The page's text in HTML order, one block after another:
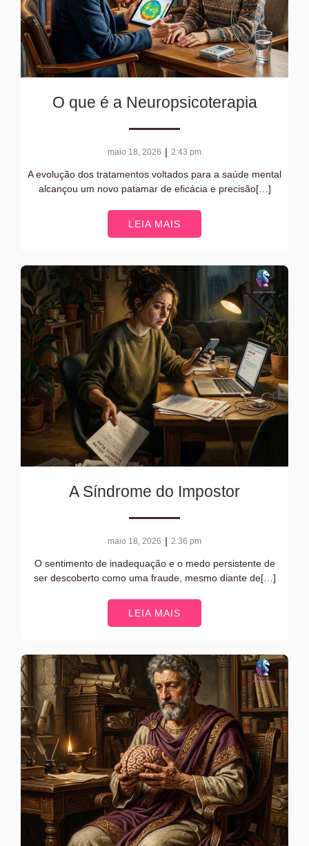
O que é a Neuropsicoterapia
maio 18, 2026 | 2:43 pm
A evolução dos tratamentos voltados para a saúde mental
alcançou um novo patamar de eficácia e precisão[…]
LEIA MAIS
A Síndrome do Impostor
maio 18, 2026 | 2:36 pm
O sentimento de inadequação e o medo persistente de
ser descoberto como uma fraude, mesmo diante de[…]
LEIA MAIS